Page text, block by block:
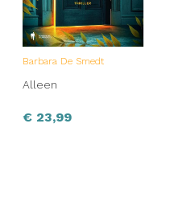
Barbara De Smedt
Alleen
€ 23,99